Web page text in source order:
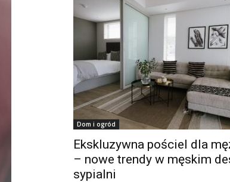
Dom i ogród
Ekskluzywna pościel dla
– nowe trendy w męskim
sypialni